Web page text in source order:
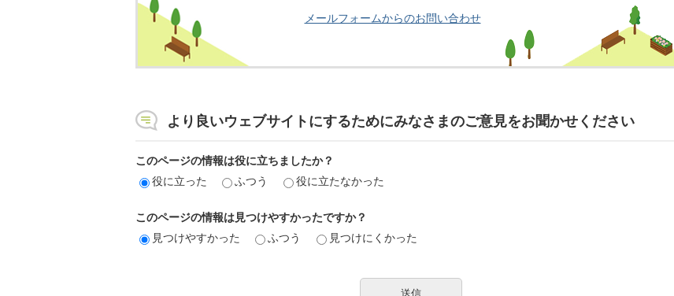
メールフォームからのお問い合わせ
より良いウェブサイトにするためにみなさまのご意見をお聞かせください
このページの情報は役に立ちましたか？
役に立った
ふつう 役に立たなかった
このページの情報は見つけやすかったですか？
見つけやすかった
ふつう 見つけにくかった